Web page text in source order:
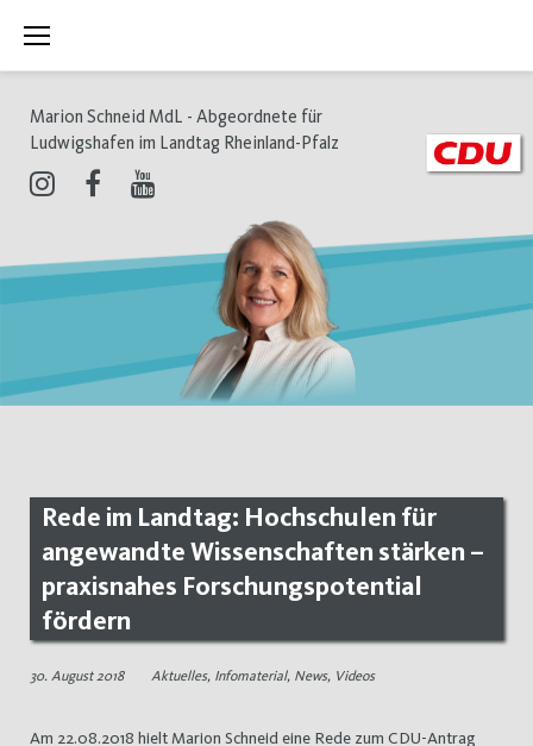
Inhalt
Marion Schneid MdL - Abgeordnete für
Ludwigshafen im Landtag Rheinland-Pfalz
Rede im Landtag: Hochschulen für
angewandte Wissenschaften stärken –
praxisnahes Forschungspotential
fördern
30. August 2018 Aktuelles, Infomaterial, News, Videos
Am 22.08.2018 hielt Marion Schneid eine Rede zum CDU-Antrag